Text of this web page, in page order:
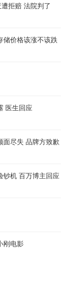
拒赔 法院判了
储价格该涨不该跌
医生回应
面尽失 品牌方致歉
钞机 百万博主回应
刚电影